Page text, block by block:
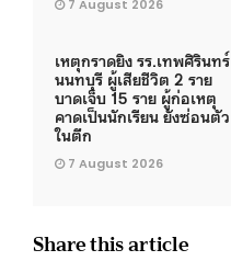
7 August 2026
เหตุกราดยิง รร.เทพศิรินทร์
นนทบุรี ผู้เสียชีวิต 2 ราย
บาดเจ็บ 15 ราย ผู้ก่อเหตุ
คาดเป็นนักเรียน ยังซ่อนตัว
ในตึก
7 August 2026
Share this article